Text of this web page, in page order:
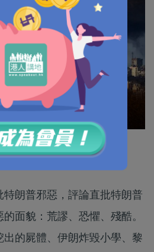
突﹑戰亂找數//
朗普邪惡，評論直批特朗普
面貌：荒謬、恐懼、殘酷。
的屍體、伊朗炸毀小學、黎